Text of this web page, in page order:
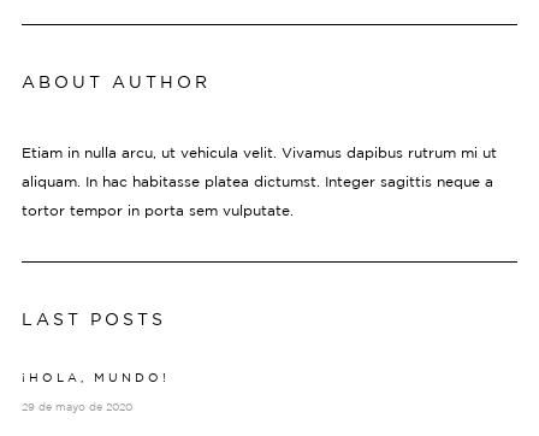
ABOUT AUTHOR
Etiam in nulla arcu, ut vehicula velit. Vivamus dapibus rutrum mi ut
aliquam. In hac habitasse platea dictumst. Integer sagittis neque a
tortor tempor in porta sem vulputate.
LAST POSTS
¡HOLA, MUNDO!
29 de mayo de 2020